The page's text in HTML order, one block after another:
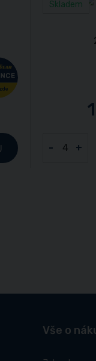
Skladem
- +
Vše o